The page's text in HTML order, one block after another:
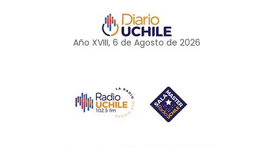
Año XVIII, 6 de Agosto de 2026